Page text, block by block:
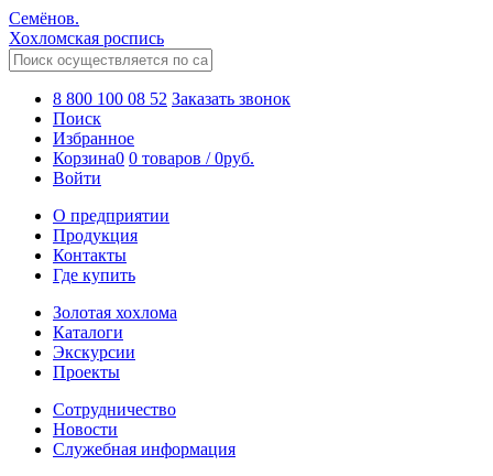
Семёнов.
Хохломская роспись
8 800 100 08 52 Заказать звонок
Поиск
Избранное
Корзина0 0 товаров /0руб.
Войти
О предприятии
Продукция
Контакты
Где купить
Золотая хохлома
Каталоги
Экскурсии
Проекты
Сотрудничество
Новости
Служебная информация